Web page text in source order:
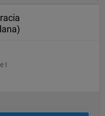
I